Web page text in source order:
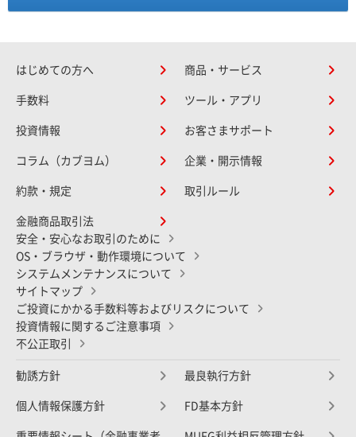
はじめての方へ 商品・サービス
手数料 ツール・アプリ
投資情報 お客さまサポート
コラム（カブヨム） 企業・開示情報
約款・規定 取引ルール
金融商品取引法
安全・安心なお取引のために
OS・ブラウザ・動作環境について
システムメンテナンスについて
サイトマップ
ご投資にかかる手数料等およびリスクについて
投資情報に関するご注意事項
不公正取引
勧誘方針 最良執行方針
個人情報保護方針 FD基本方針